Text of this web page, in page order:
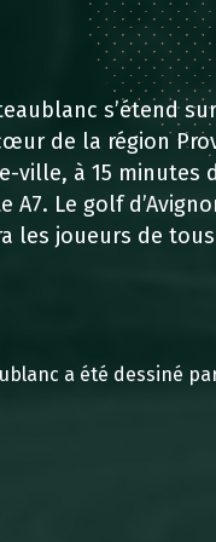
s’étend
de la région
ville, à 15 minutes
A7. Le golf
les joueurs de
a été dessiné